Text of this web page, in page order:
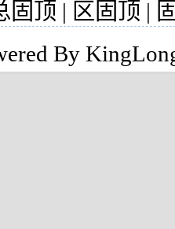
固顶 | 区固顶 |
By